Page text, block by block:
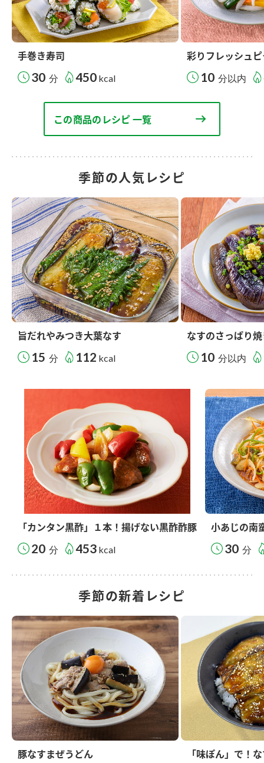
手巻き寿司
30 分 450 kcal
彩りフレッシュ
10 分以内
この商品のレシピ 一覧
季節の人気レシピ
旨だれやみつき大葉なす
15 分 112 kcal
なすのさっぱり
10 分以内
「カンタン黒酢」１本！揚げない黒酢酢豚
20 分 453 kcal
小あじの南
30 分
季節の新着レシピ
豚なすまぜうどん 「味ぽん」で！